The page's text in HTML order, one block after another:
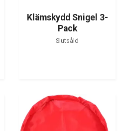
Klämskydd Snigel 3-
Pack
Slutsåld